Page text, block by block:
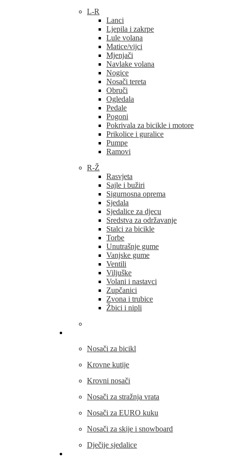
L-R
Lanci
Ljepila i zakrpe
Lule volana
Matice/vijci
Mjenjači
Navlake volana
Nogice
Nosači tereta
Obruči
Ogledala
Pedale
Pogoni
Pokrivala za bicikle i motore
Prikolice i guralice
Pumpe
Ramovi
R-Ž
Rasvjeta
Sajle i bužiri
Sigurnosna oprema
Sjedala
Sjedalice za djecu
Sredstva za održavanje
Stalci za bicikle
Torbe
Unutrašnje gume
Vanjske gume
Ventili
Viljuške
Volani i nastavci
Zupčanici
Zvona i trubice
Žbici i nipli
Nosači za bicikl
Krovne kutije
Krovni nosači
Nosači za stražnja vrata
Nosači za EURO kuku
Nosači za skije i snowboard
Dječije sjedalice